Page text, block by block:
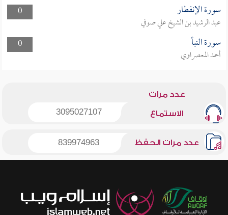
0
سورة الإنفطار
عبد الرشيد بن الشيخ علي صوفي
0
سورة النبأ
أحمد المعصراوي
عدد مرات
الاستماع 3095027107
عدد مرات الحفظ 839974963